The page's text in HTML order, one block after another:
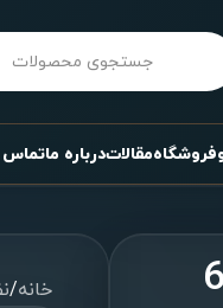
فروشگاهمقالاتدرباره ماتماس
68
خانه/